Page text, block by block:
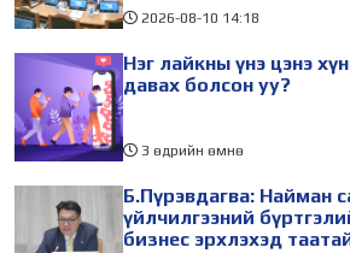
2026-08-10 14:18
Нэг лайкны үнэ цэнэ
давах болсон уу?
3 өдрийн өмнө
Б.Пүрэвдагва: Найман
үйлчилгээний
бизнес эрхлэхэд